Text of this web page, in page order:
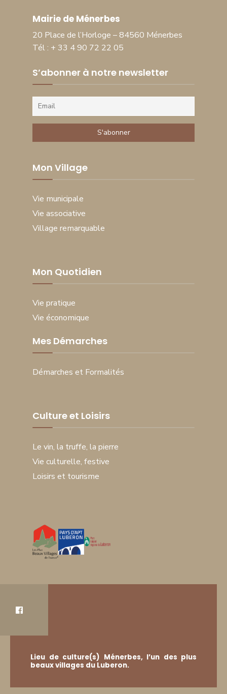
Mairie de Ménerbes
20 Place de l’Horloge – 84560 Ménerbes
Tél : + 33 4 90 72 22 05
S’abonner à notre newsletter
Mon Village
Vie municipale
Vie associative
Village remarquable
Mon Quotidien
Vie pratique
Vie économique
Mes Démarches
Démarches et Formalités
Culture et Loisirs
Le vin, la truffe, la pierre
Vie culturelle, festive
Loisirs et tourisme
Lieu de culture(s) Ménerbes, l’un des plus
beaux villages du Luberon.